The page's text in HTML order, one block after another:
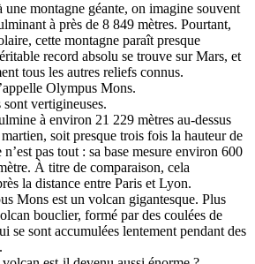
une montagne géante, on imagine souvent
à près de 8 849 mètres. Pourtant,
cette montagne paraît presque
record absolu se trouve sur Mars, et
tous les autres reliefs connus.
Olympus Mons.
vertigineuses.
à environ 21 229 mètres au-dessus
soit presque trois fois la hauteur de
pas tout : sa base mesure environ 600
À titre de comparaison, cela
la distance entre Paris et Lyon.
Mons est un volcan gigantesque. Plus
bouclier, formé par des coulées de
se sont accumulées lentement pendant des